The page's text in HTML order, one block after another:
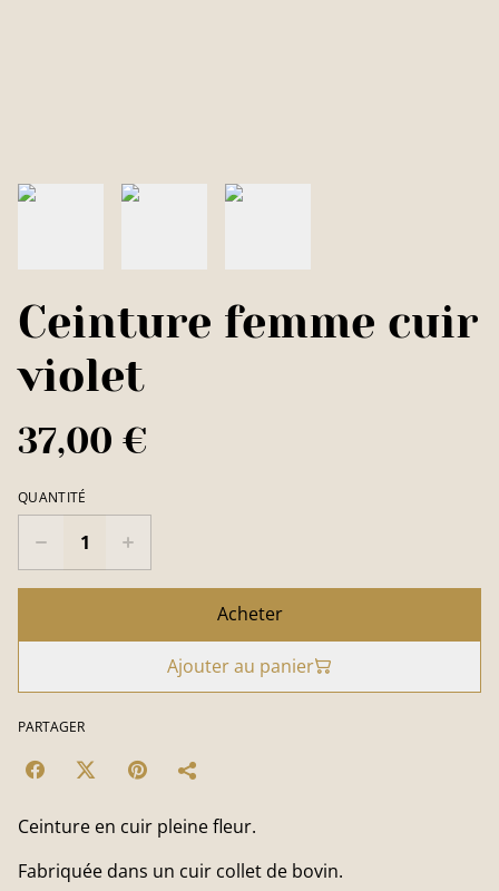
Ceinture femme cuir
violet
37,00 €
QUANTITÉ
Acheter
Ajouter au panier
PARTAGER
Ceinture en cuir pleine fleur.
Fabriquée dans un cuir collet de bovin.